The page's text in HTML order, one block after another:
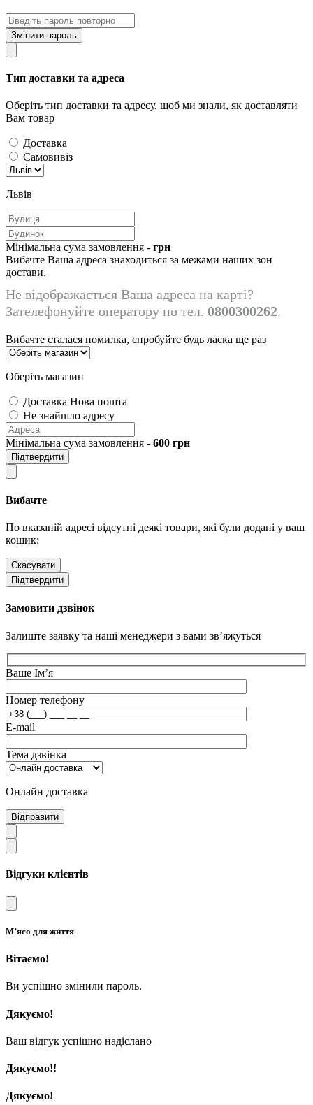
Змінити пароль
Тип доставки та адреса
Оберіть тип доставки та адресу, щоб ми знали, як доставляти
Вам товар
Доставка
Самовивіз
Львів
Мінімальна сума замовлення - грн
Вибачте Ваша адреса знаходиться за межами наших зон
достави.
Не відображається Ваша адреса на карті?
Зателефонуйте оператору по тел. 0800300262.
Вибачте сталася помилка, спробуйте будь ласка ще раз
Оберіть магазин
Доставка Нова пошта
Не знайшло адресу
Мінімальна сума замовлення - 600 грн
Підтвердити
Вибачте
По вказаній адресі відсутні деякі товари, які були додані у ваш
кошик:
Скасувати
Підтвердити
Замовити дзвінок
Залиште заявку та наші менеджери з вами зв’яжуться
Ваше Ім’я
Номер телефону
E-mail
Тема дзвінка
Онлайн доставка
Відправити
Відгуки клієнтів
М’ясо для життя
Вітаємо!
Ви успішно змінили пароль.
Дякуємо!
Ваш відгук успішно надіслано
Дякуємо!!
Дякуємо!